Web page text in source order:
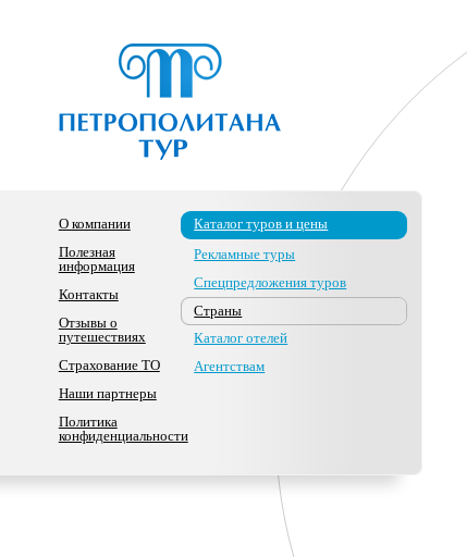
О компании
Полезная
информация
Контакты
Отзывы о
путешествиях
Страхование ТО
Наши партнеры
Политика
конфиденциальности
Каталог туров и цены
Рекламные туры
Спецпредложения туров
Страны
Каталог отелей
Агентствам